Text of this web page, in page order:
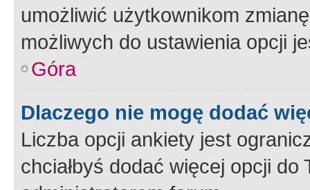
umożliwić użytkownikom
możliwych do ustawienia opcji
Góra
Dlaczego nie mogę dodać
Liczba opcji ankiety jest
chciałbyś dodać więcej opcji